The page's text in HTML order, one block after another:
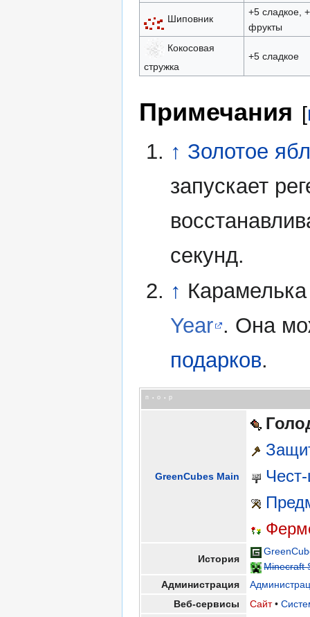
Шиповник
+5 сладкое,
фрукты
Кокосовая
стружка
+5 сладкое
Примечания [
↑ Золотое
запускает
секунд.
↑
Year . Она
подарков.
п • о • р
GreenCubes Main
История
Minecraft
Администрация
Веб-сервисы
Сайт•